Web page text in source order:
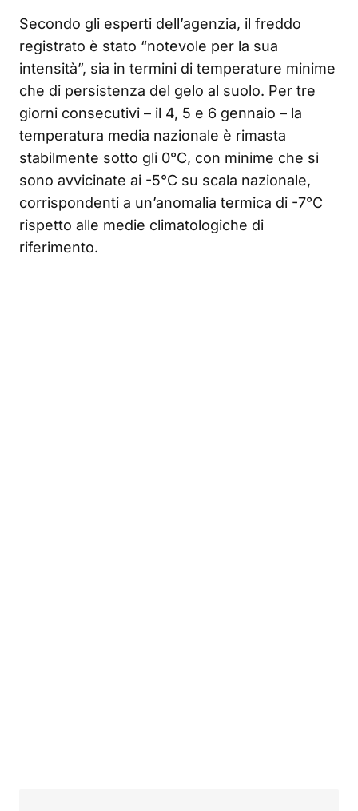
Secondo gli esperti dell’agenzia, il freddo
registrato è stato “notevole per la sua
intensità”, sia in termini di temperature minime
che di persistenza del gelo al suolo. Per tre
giorni consecutivi – il 4, 5 e 6 gennaio – la
temperatura media nazionale è rimasta
stabilmente sotto gli 0°C, con minime che si
sono avvicinate ai -5°C su scala nazionale,
corrispondenti a un’anomalia termica di -7°C
rispetto alle medie climatologiche di
riferimento.